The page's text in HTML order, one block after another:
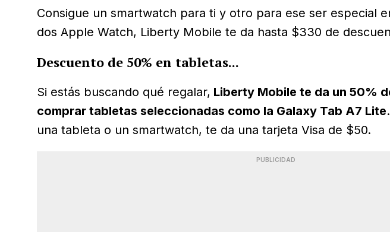
Consigue un smartwatch para ti y otro para ese ser especial
dos Apple Watch, Liberty Mobile te da hasta $330 de
Descuento de 50% en tabletas...
Si estás buscando qué regalar, Liberty Mobile te da un 50%
comprar tabletas seleccionadas como la Galaxy Tab A7 Lite
una tableta o un smartwatch, te da una tarjeta Visa de $50.
PUBLICIDAD